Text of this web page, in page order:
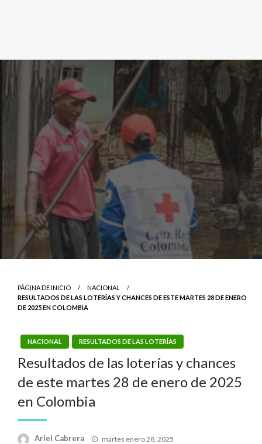
PÁGINA DE INICIO
NACIONAL
RESULTADOS DE LAS LOTERÍAS Y CHANCES DE ESTE MARTES 28 DE ENERO
DE 2025 EN COLOMBIA
NACIONAL RESULTADOS DE LAS LOTERÍAS
Resultados de las loterías y chances
de este martes 28 de enero de 2025
en Colombia
Ariel Cabrera
Publicado
martes enero 28, 2025